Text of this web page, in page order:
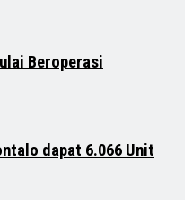
Beroperasi
dapat 6.066 Unit